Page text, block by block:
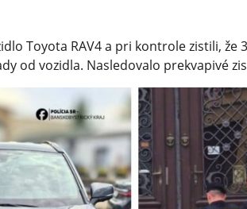
Toyota RAV4 a pri kontrole zistili, že
od vozidla. Nasledovalo prekvapivé